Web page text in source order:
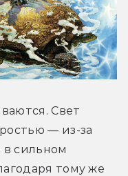
Свет
— из-за
в сильном
тому же